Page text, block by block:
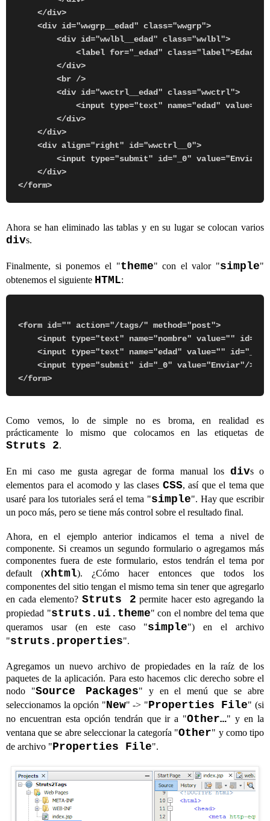
    </div>
    <div id="wwgrp__edad" class="wwgrp">
        <div id="wwlbl__edad" class="wwlbl">
<label for="_edad"
        </div>
        <br />
        <div id="wwctrl__edad" class="wwctrl">
<input type="text" name="edad" value=""
        </div>
    </div>
    <div align="right" id="wwctrl__0">
<input type="submit" id="_0"
    </div>
Ahora se han eliminado las tablas y en su lugar se colocan varios
divs.
Finalmente, si ponemos el "theme" con el valor "simple"
obtenemos el siguiente HTML:
<form id="" action="/tags/" method="post">
<input type="text" name="nombre" value=""
<input type="text" name="edad" value=""
    <input type="submit" id="_0" value="Enviar"/>
Como vemos, lo de simple no es broma, en realidad es
prácticamente lo mismo que colocamos en las etiquetas de
Struts 2.
En mi caso me gusta agregar de forma manual los divs o
elementos para el acomodo y las clases CSS, así que el tema que
usaré para los tutoriales será el tema "simple". Hay que escribir
un poco más, pero se tiene más control sobre el resultado final.
Ahora, en el ejemplo anterior indicamos el tema a nivel de
componente. Si creamos un segundo formulario o agregamos más
componentes fuera de este formulario, estos tendrán el tema por
default (xhtml). ¿Cómo hacer entonces que todos los
componentes del sitio tengan el mismo tema sin tener que agregarlo
en cada elemento? Struts 2 permite hacer esto agregando la
propiedad "struts.ui.theme" con el nombre del tema que
queramos usar (en este caso "simple") en el archivo
"struts.properties".
Agregamos un nuevo archivo de propiedades en la raíz de los
paquetes de la aplicación. Para esto hacemos clic derecho sobre el
nodo "Source Packages" y en el menú que se abre
seleccionamos la opción "New" -> "Properties File" (si
no encuentran esta opción tendrán que ir a "Other…" y en la
ventana que se abre seleccionar la categoría "Other" y como tipo
de archivo "Properties File".